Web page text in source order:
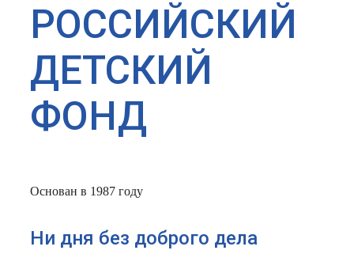
РОССИЙСКИЙ
ДЕТСКИЙ
ФОНД
Основан в 1987 году
Ни дня без доброго дела